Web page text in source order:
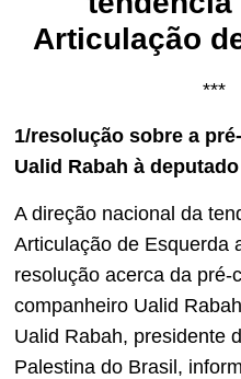
Articulação
***
1/resolução sobre a
Ualid Rabah à deputado
A direção nacional da
Articulação de Esquerda
resolução acerca da pré-
companheiro Ualid
Ualid Rabah, presidente
Palestina do Brasil,